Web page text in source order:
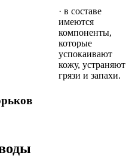
· в составе
имеются
компоненты,
которые
успокаивают
кожу, устраняют
грязи и запахи.